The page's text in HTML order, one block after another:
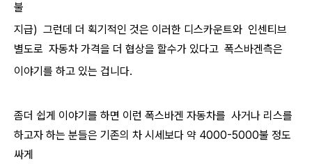
불
지급) 그런데 더 획기적인 것은 이러한 디스카운트와 인센티브
별도로 자동차 가격을 더 협상을 할수가 있다고 폭스바겐측은
이야기를 하고 있는 겁니다.
좀더 쉽게 이야기를 하면 이런 폭스바겐 자동차를 사거나 리스를
하고자 하는 분들은 기존의 차 시세보다 약 4000-5000불 정도
싸게